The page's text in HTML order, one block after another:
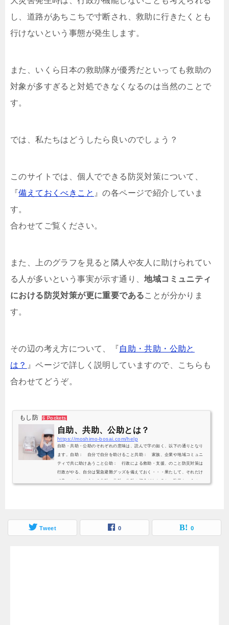
し、道路があちこちで寸断され、救助に行きたくとも
行けないという事態が発生します。
また、いくら日本の救助隊が優秀だといっても救助の
対象が多すぎると対処できなくなるのは当然のことで
す。
では、私たちはどうしたら良いのでしょう？
このサイトでは、個人でできる防災対策について、
『備えておくべきこと 』の各ページで紹介していま
す。
合わせてご覧ください。
また、上のグラフを見ると隣人や友人に助けられてい
る人が多いという事実が示す通り、地域コミュニティ
における防災対策が更に重要であることが分かりま
す。
その辺の考え方について、『自助・共助・公助と
は？ 』ページで詳しく説明していますので、こちらも
合わせてどうぞ。
もし防 6 Pockets
自助、共助、公助とは？
https://moshimo-bosai.com/help
自助・共助・公助のそれぞれの意味は、読んで字の如く、以下の通りとなり
ます。自助： 自分で自分を助けること共助： 家族、企業や地域コミュニ
ティで共に助けあうこと公助： 行政による救助・支援、のこと防災対策は
行政がやる、自分は緊急避難グッズを備えておく・・・果たして、それだけ
で良いのでしょうか？自助・共助・公助の概念がわかると、防災というの
Tweet 0 0